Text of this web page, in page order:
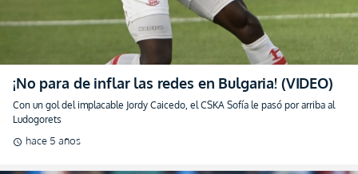
¡No para de inflar las redes en Bulgaria! (VIDEO)
Con un gol del implacable Jordy Caicedo, el CSKA Sofía le pasó por arriba al
Ludogorets
schedule hace 5 años